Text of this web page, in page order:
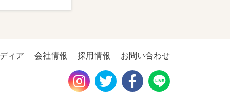
ィア 会社情報 採用情報 お問い合わせ